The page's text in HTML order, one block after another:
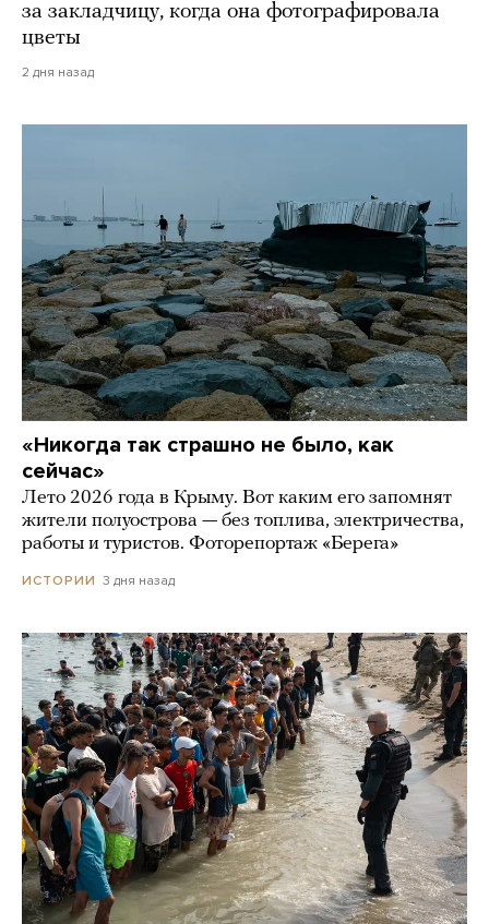
за закладчицу, когда она фотографировала
цветы
2 дня назад
«Никогда так страшно не было, как
сейчас»
Лето 2026 года в Крыму. Вот каким его запомнят
жители полуострова — без топлива, электричества,
работы и туристов. Фоторепортаж «Берега»
ИСТОРИИ 3 дня назад